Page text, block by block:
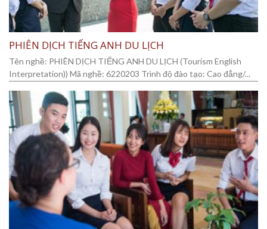
PHIÊN DỊCH TIẾNG ANH DU LỊCH
Tên nghề: PHIÊN DỊCH TIẾNG ANH DU LỊCH (Tourism English
Interpretation)) Mã nghề: 6220203 Trình độ đào tạo: Cao đẳng/...